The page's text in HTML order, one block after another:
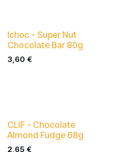
Ichoc - Super Nut
Chocolate Bar 80g
3,60 €
CLIF - Chocolate
Almond Fudge 68g
2,65 €